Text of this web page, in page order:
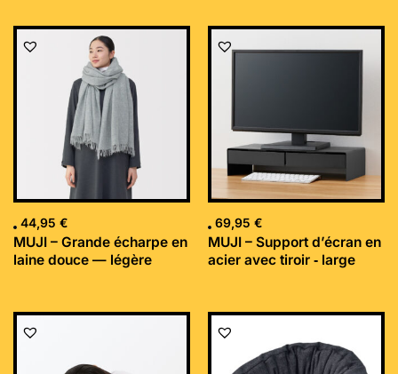
44,95 €
MUJI – Grande écharpe en
laine douce — légère
69,95 €
MUJI – Support d’écran en
acier avec tiroir ‐ large